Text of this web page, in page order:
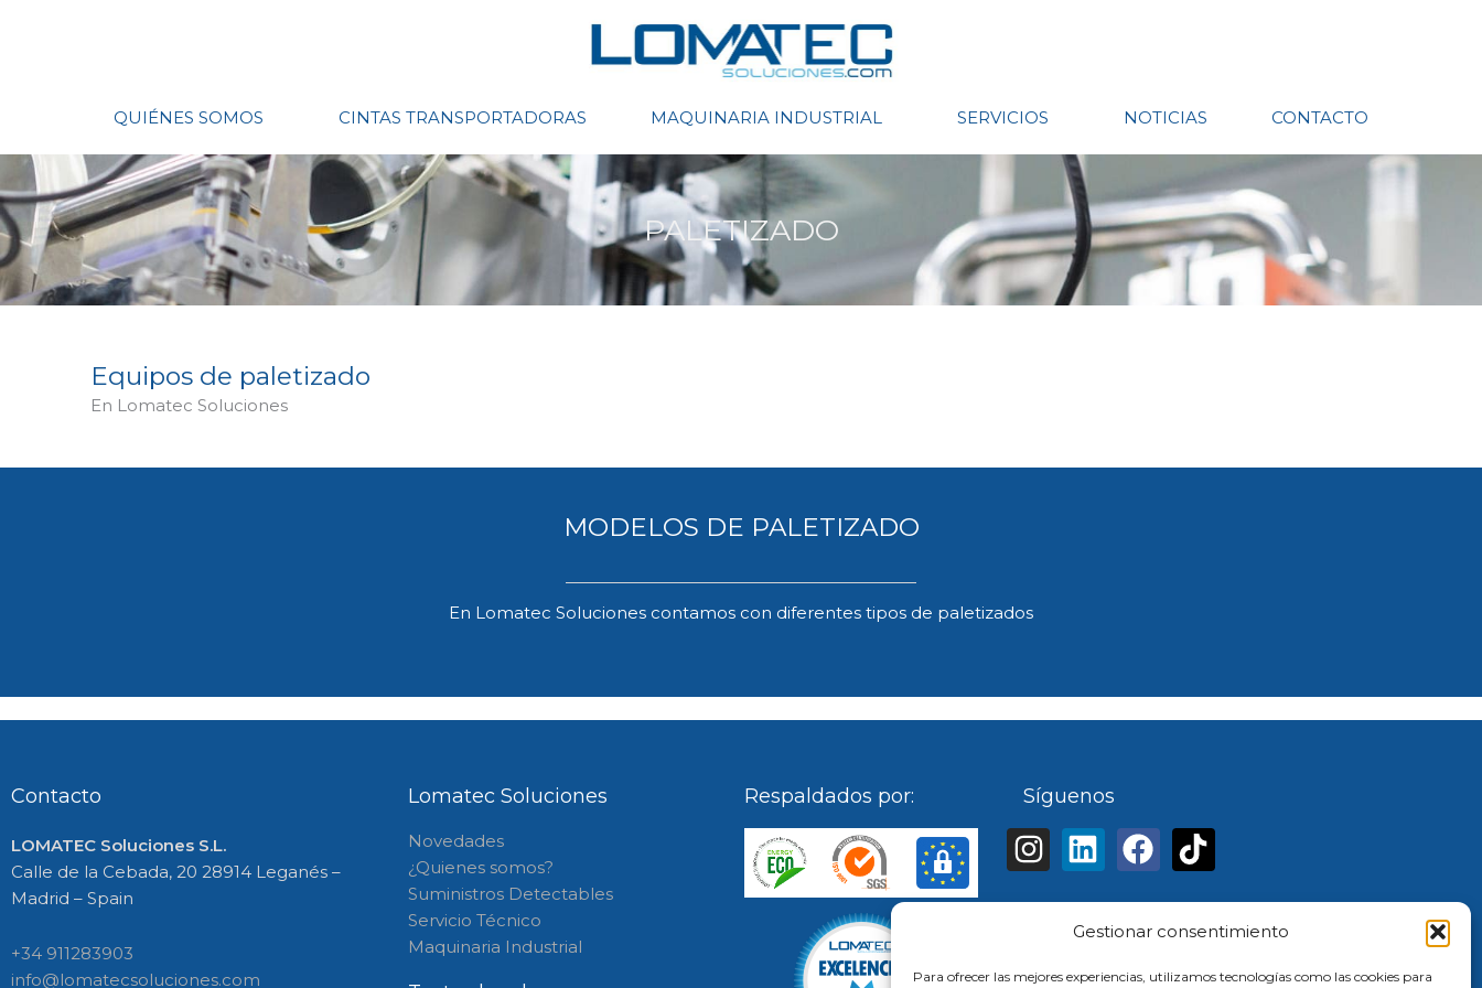
Gestionar consentimiento
Para ofrecer las mejores experiencias, utilizamos tecnologías como las cookies para
QUIÉNES SOMOS CINTAS TRANSPORTADORAS MAQUINARIA INDUSTRIAL SERVICIOS NOTICIAS CONTACTO
PALETIZADO
Equipos de paletizado
En Lomatec Soluciones
MODELOS DE PALETIZADO
En Lomatec Soluciones contamos con diferentes tipos de paletizados
Contacto
LOMATEC Soluciones S.L.
Calle de la Cebada, 20 28914 Leganés –
Madrid – Spain
+34 911283903
info@lomatecsoluciones.com
Lomatec Soluciones
Novedades
¿Quienes somos?
Suministros Detectables
Servicio Técnico
Maquinaria Industrial
Respaldados por: Síguenos
Instagram
Linkedin
Facebook
Tiktok